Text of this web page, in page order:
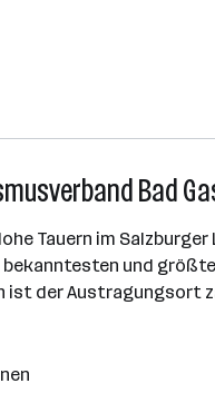
Bad
Tauern im
bekanntesten und
ist der